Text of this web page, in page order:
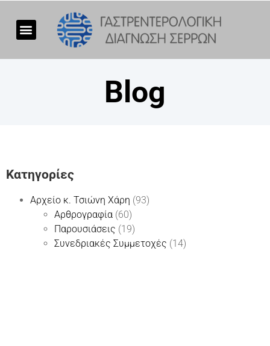
Blog
Kατηγορίες
Αρχείο κ. Τσιώνη Χάρη (93)
Αρθρογραφία (60)
Παρουσιάσεις (19)
Συνεδριακές Συμμετοχές (14)